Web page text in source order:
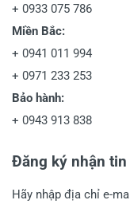
+ 0933 075 786
Miền Bắc:
+ 0941 011 994
+ 0971 233 253
Bảo hành:
+ 0943 913 838
Đăng ký nhận
Hãy nhập địa chỉ e-